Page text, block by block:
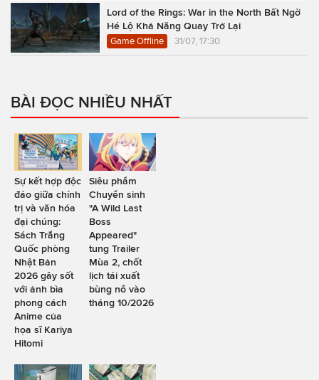
Lord of the Rings: War in the North Bất Ngờ
Hé Lộ Khả Năng Quay Trở Lại
Game Offline 31/07, 17:30
BÀI ĐỌC NHIỀU NHẤT
Sự kết hợp độc
đáo giữa chính
trị và văn hóa
đại chúng:
Sách Trắng
Quốc phòng
Nhật Bản
2026 gây sốt
với ảnh bìa
phong cách
Anime của
họa sĩ Kariya
Hitomi
Siêu phẩm
Chuyển sinh
"A Wild Last
Boss
Appeared"
tung Trailer
Mùa 2, chốt
lịch tái xuất
bùng nổ vào
tháng 10/2026